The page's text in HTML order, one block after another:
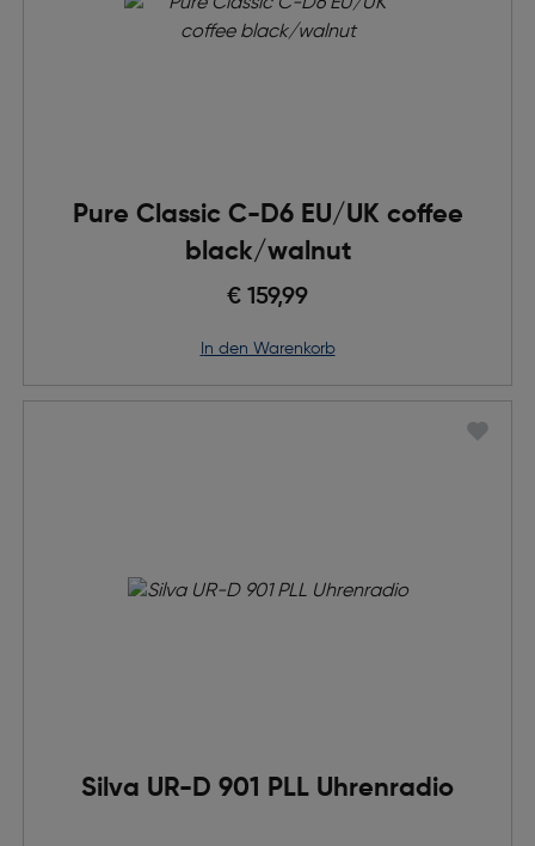
Pure Classic C-D6 EU/UK coffee
black/walnut
€ 159,99
in den Warenkorb
Silva UR-D 901 PLL Uhrenradio